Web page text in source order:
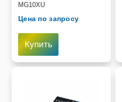
MG10XU
Цена по запросу
Купить